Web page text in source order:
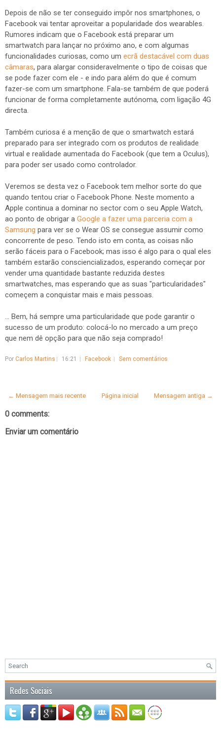
Depois de não se ter conseguido impôr nos smartphones, o
Facebook vai tentar aproveitar a popularidade dos wearables.
Rumores indicam que o Facebook está preparar um
smartwatch para lançar no próximo ano, e com algumas
funcionalidades curiosas, como um ecrã destacável com duas
câmaras, para alargar consideravelmente o tipo de coisas que
se pode fazer com ele - e indo para além do que é comum
fazer-se com um smartphone. Fala-se também de que poderá
funcionar de forma completamente autónoma, com ligação 4G
directa.
Também curiosa é a menção de que o smartwatch estará
preparado para ser integrado com os produtos de realidade
virtual e realidade aumentada do Facebook (que tem a Oculus),
para poder ser usado como controlador.
Veremos se desta vez o Facebook tem melhor sorte do que
quando tentou criar o Facebook Phone. Neste momento a
Apple continua a dominar no sector com o seu Apple Watch,
ao ponto de obrigar a Google a fazer uma parceria com a
Samsung para ver se o Wear OS se consegue assumir como
concorrente de peso. Tendo isto em conta, as coisas não
serão fáceis para o Facebook; mas isso é algo para o qual eles
também estarão consciencializados, esperando começar por
vender uma quantidade bastante reduzida destes
smartwatches, mas esperando que as suas "particularidades"
começem a conquistar mais e mais pessoas.
... Bem, há sempre uma particularidade que pode garantir o
sucesso de um produto: colocá-lo no mercado a um preço
que nem dê opção para que não seja comprado!
Por Carlos Martins 16:21 Facebook Sem comentários
← Mensagem mais recente Mensagem antiga →
Página inicial
0 comments:
Enviar um comentário
Redes Sociais